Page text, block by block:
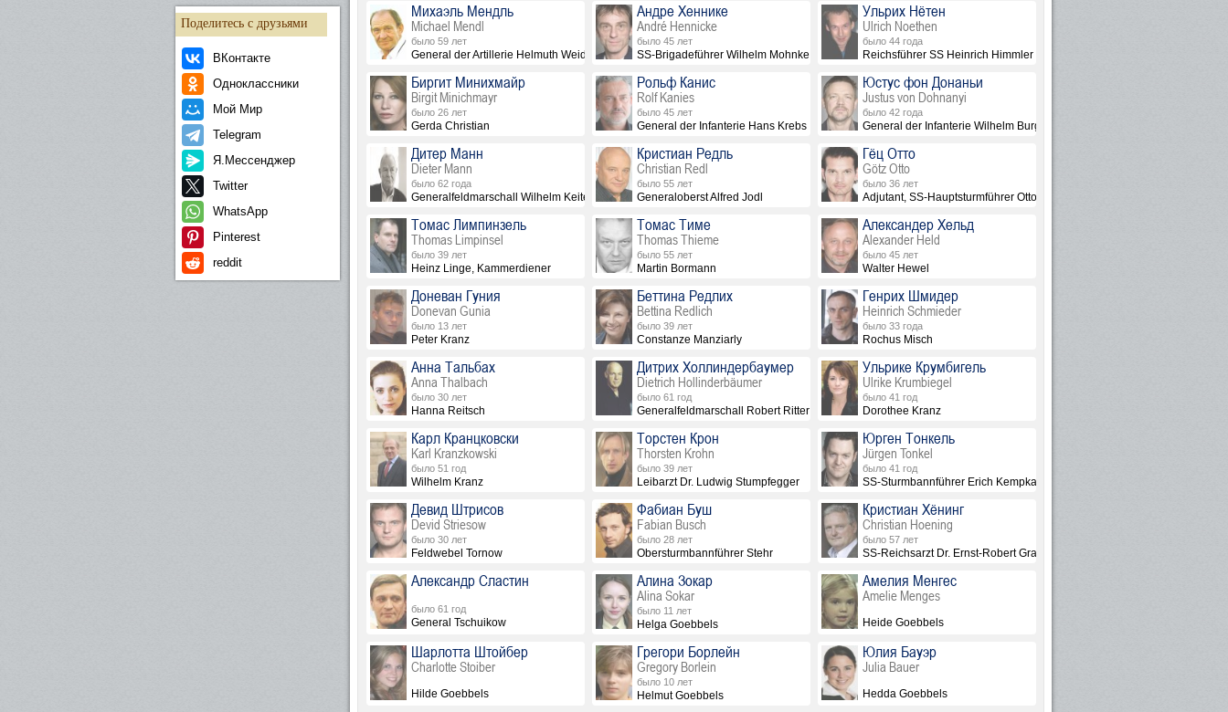
Поделитесь с друзьями
ВКонтакте
Одноклассники
Мой Мир
Telegram
Я.Мессенджер
Twitter
WhatsApp
Pinterest
reddit
Михаэль Мендль
Michael Mendl
было 59 лет
General der Artillerie Helmuth Weidling
Андре Хеннике
André Hennicke
было 45 лет
SS-Brigadeführer Wilhelm Mohnke
Ульрих Нётен
Ulrich Noethen
было 44 года
Reichsführer SS Heinrich Himmler
Биргит Минихмайр
Birgit Minichmayr
было 26 лет
Gerda Christian
Рольф Канис
Rolf Kanies
было 45 лет
General der Infanterie Hans Krebs
Юстус фон Донаньи
Justus von Dohnanyi
было 42 года
General der Infanterie Wilhelm Burgdorf
Дитер Манн
Dieter Mann
было 62 года
Generalfeldmarschall Wilhelm Keitel
Кристиан Редль
Christian Redl
было 55 лет
Generaloberst Alfred Jodl
Гёц Отто
Götz Otto
было 36 лет
Adjutant, SS-Hauptsturmführer Otto Günsche
Томас Лимпинзель
Thomas Limpinsel
было 39 лет
Heinz Linge, Kammerdiener
Томас Тиме
Thomas Thieme
было 55 лет
Martin Bormann
Александер Хельд
Alexander Held
было 45 лет
Walter Hewel
Доневан Гуния
Donevan Gunia
было 13 лет
Peter Kranz
Беттина Редлих
Bettina Redlich
было 39 лет
Constanze Manziarly
Генрих Шмидер
Heinrich Schmieder
было 33 года
Rochus Misch
Анна Тальбах
Anna Thalbach
было 30 лет
Hanna Reitsch
Дитрих Холлиндербаумер
Dietrich Hollinderbäumer
было 61 год
Generalfeldmarschall Robert Ritter von Greim
Ульрике Крумбигель
Ulrike Krumbiegel
было 41 год
Dorothee Kranz
Карл Кранцковски
Karl Kranzkowski
было 51 год
Wilhelm Kranz
Торстен Крон
Thorsten Krohn
было 39 лет
Leibarzt Dr. Ludwig Stumpfegger
Юрген Тонкель
Jürgen Tonkel
было 41 год
SS-Sturmbannführer Erich Kempka
Девид Штрисов
Devid Striesow
было 30 лет
Feldwebel Tornow
Фабиан Буш
Fabian Busch
было 28 лет
Obersturmbannführer Stehr
Кристиан Хёнинг
Christian Hoening
было 57 лет
SS-Reichsarzt Dr. Ernst-Robert Grawitz
Александр Сластин
было 61 год
General Tschuikow
Алина Зокар
Alina Sokar
было 11 лет
Helga Goebbels
Амелия Менгес
Amelie Menges
Heide Goebbels
Шарлотта Штойбер
Charlotte Stoiber
Hilde Goebbels
Грегори Борлейн
Gregory Borlein
было 10 лет
Helmut Goebbels
Юлия Бауэр
Julia Bauer
Hedda Goebbels